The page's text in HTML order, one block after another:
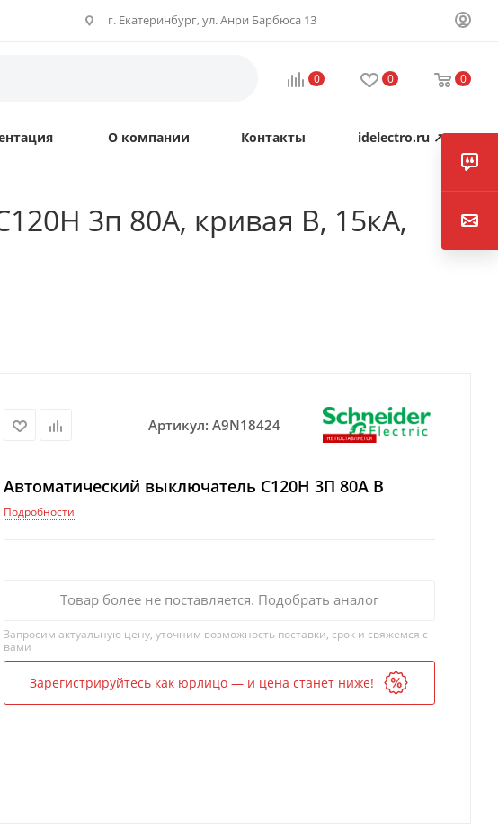
г. Екатеринбург, ул. Анри Барбюса 13
0 0 0
О компании Контакты idelectro.ru ↗
3п 80А, кривая B, 15кА,
Артикул: A9N18424
Автоматический выключатель C120H 3П 80A B
Подробности
Товар более не поставляется. Подобрать аналог
Запросим актуальную цену, уточним возможность поставки, срок и свяжемся с
вами
Зарегистрируйтесь как юрлицо — и цена станет ниже!